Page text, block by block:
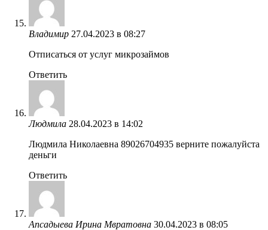
Владимир 27.04.2023 в 08:27
Отписаться от услуг микрозаймов
Ответить
Людмила 28.04.2023 в 14:02
Людмила Николаевна 89026704935 верните пожалуйста
деньги
Ответить
Апсадыева Ирина Мвратовна 30.04.2023 в 08:05